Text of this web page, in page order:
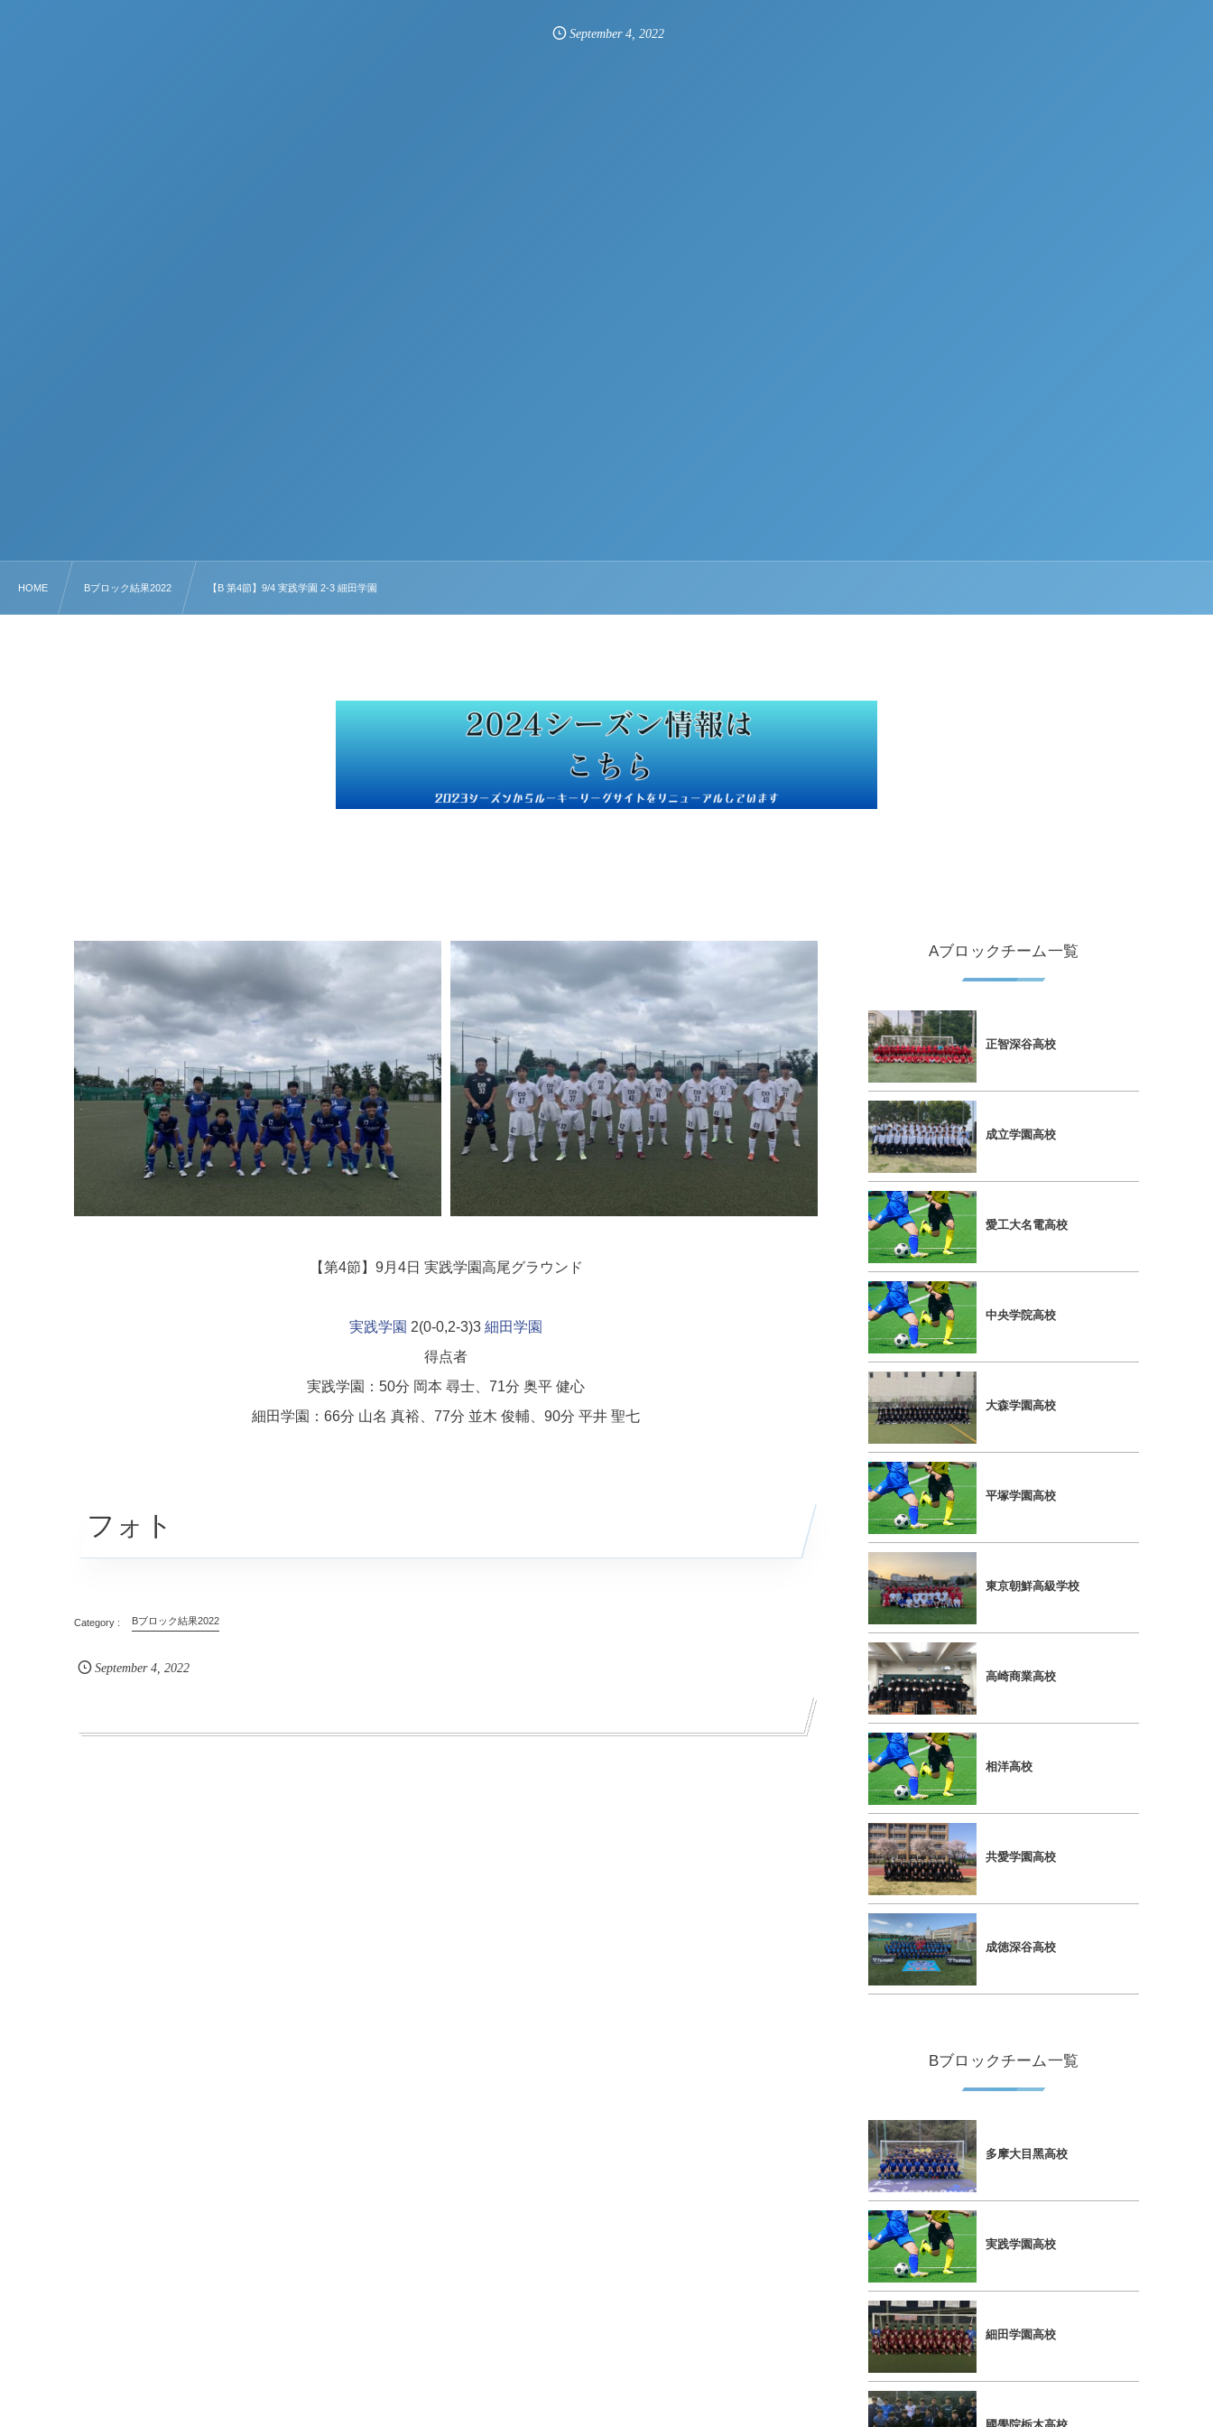
September 4,2022
HOME Bブロック結果2022 【B 第4節】9/4 実践学園 2-3 細田学園
【第4節】9月4日 実践学園高尾グラウンド
実践学園 2(0-0,2-3)3 細田学園
得点者
実践学園：50分 岡本 尋士、71分 奥平 健心
細田学園：66分 山名 真裕、77分 並木 俊輔、90分 平井 聖七
フォト
Bブロック結果2022
September 4,2022
Aブロックチーム一覧
正智深⾕⾼校
成⽴学園⾼校
愛⼯⼤名電⾼校
中央学院⾼校
⼤森学園⾼校
平塚学園⾼校
東京朝鮮⾼級学校
⾼崎商業⾼校
相洋⾼校
共愛学園⾼校
成徳深⾕⾼校
Bブロックチーム一覧
多摩⼤⽬⿊⾼校
実践学園⾼校
細⽥学園⾼校